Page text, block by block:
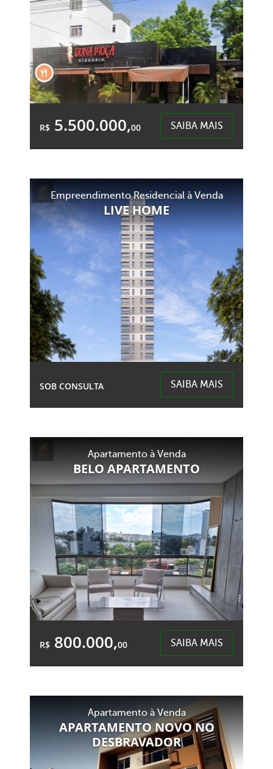
R$ 5.500.000,00 SAIBA MAIS
1.200,00m²
1.200,00m²
Centro - Chapecó
Empreendimento Residencial à Venda
LIVE HOME
SOB CONSULTA SAIBA MAIS
Apartamento à Venda
BELO APARTAMENTO
R$ 800.000,00 SAIBA MAIS
154,65m²
Área Privativa:
106,00m²
Centro - Chapecó
Apartamento à Venda
APARTAMENTO NOVO NO
DESBRAVADOR